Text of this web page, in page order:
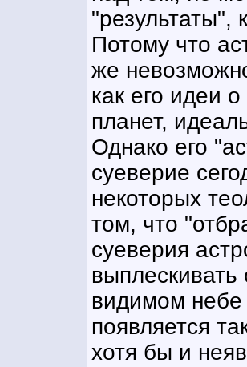
"результаты",
Потому что
же
как его идеи
планет,
Однако его
суеверие
некоторых
том, что
суеверия
видимом небе
появляется
хотя бы и